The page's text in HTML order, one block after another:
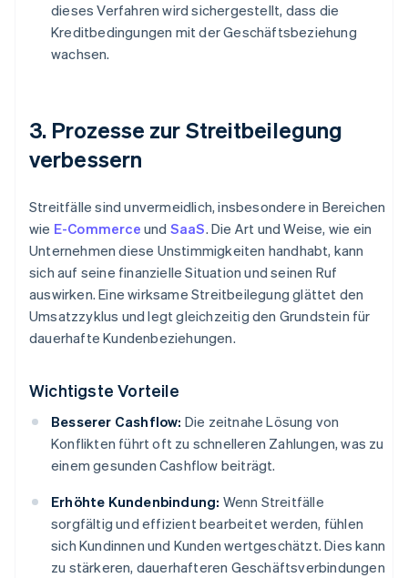
dieses Verfahren wird sichergestellt, dass die
Kreditbedingungen mit der Geschäftsbeziehung
wachsen.
3. Prozesse zur Streitbeilegung
verbessern
Streitfälle sind unvermeidlich, insbesondere in Bereichen
wie E-Commerce und SaaS. Die Art und Weise, wie ein
Unternehmen diese Unstimmigkeiten handhabt, kann
sich auf seine finanzielle Situation und seinen Ruf
auswirken. Eine wirksame Streitbeilegung glättet den
Umsatzzyklus und legt gleichzeitig den Grundstein für
dauerhafte Kundenbeziehungen.
Wichtigste Vorteile
Besserer Cashflow: Die zeitnahe Lösung von
Konflikten führt oft zu schnelleren Zahlungen, was zu
einem gesunden Cashflow beiträgt.
Erhöhte Kundenbindung: Wenn Streitfälle
sorgfältig und effizient bearbeitet werden, fühlen
sich Kundinnen und Kunden wertgeschätzt. Dies kann
zu stärkeren, dauerhafteren Geschäftsverbindungen